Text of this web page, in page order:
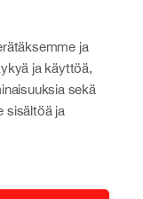
ja
ja käyttöä,
sekä
sisältöä ja